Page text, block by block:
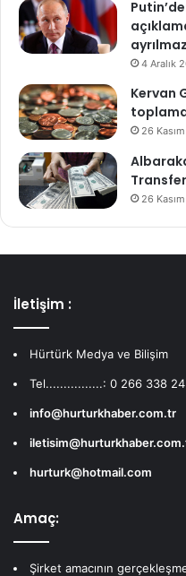
4 Aralık
Kervan
26
26
İletişim :
Hürtürk Medya ve Bilişim
Tel................: 0 266 338
info@hurturkhaber.com.tr
hurturk@hotmail.com
Amaç:
Şirket amacının